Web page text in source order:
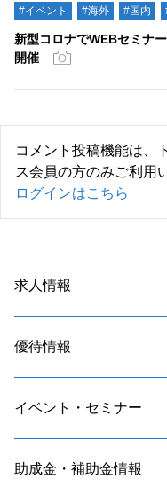
#イベント
#海外 #国内
新型コロナでWEBセミナ
開催
コメント投稿機能は、
ス会員の方のみご利用
ログインはこちら
求人情報
優待情報
イベント・セミナー
助成金・補助金情報